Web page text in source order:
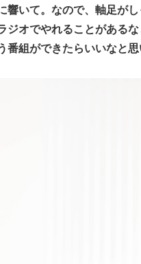
いて。なので、軸足が
オでやれることがある
組ができたらいいなと思